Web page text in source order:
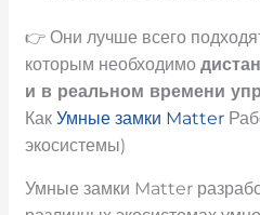
👉 Они лучше всего
которым необходимо
и в реальном времени
КакУмные замки Matter
экосистемы)
Умные замки Matter